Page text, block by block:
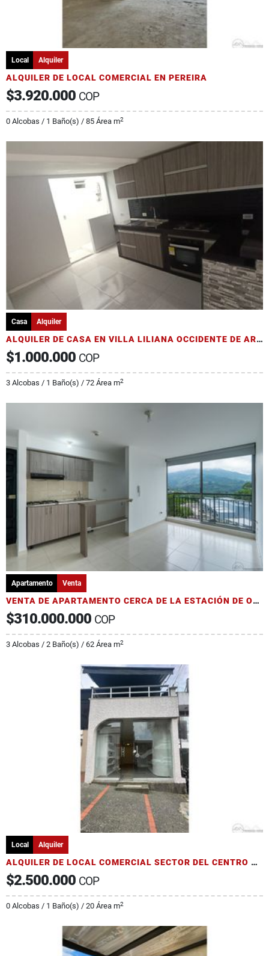
Local Alquiler
ALQUILER DE LOCAL COMERCIAL EN PEREIRA
$3.920.000 COP
0 Alcobas / 1 Baño(s) / 85 Área m2
Casa Alquiler
ALQUILER DE CASA EN VILLA LILIANA OCCIDENTE DE ARMENIA
$1.000.000 COP
3 Alcobas / 1 Baño(s) / 72 Área m2
Apartamento Venta
VENTA DE APARTAMENTO CERCA DE LA ESTACIÓN DE ORO NEGRO
$310.000.000 COP
3 Alcobas / 2 Baño(s) / 62 Área m2
Local Alquiler
ALQUILER DE LOCAL COMERCIAL SECTOR DEL CENTRO DE PEREIRA
$2.500.000 COP
0 Alcobas / 1 Baño(s) / 20 Área m2